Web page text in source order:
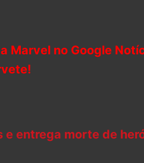
Marvel no Google
e entrega morte de